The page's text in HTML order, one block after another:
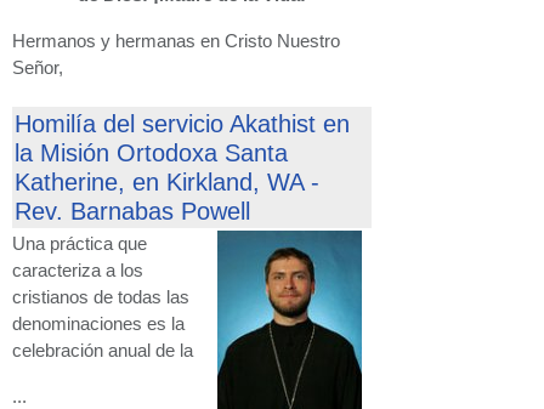
Hermanos y hermanas en Cristo Nuestro
Señor,
Homilía del servicio Akathist en
la Misión Ortodoxa Santa
Katherine, en Kirkland, WA -
Rev. Barnabas Powell
Una práctica que
caracteriza a los
cristianos de todas las
denominaciones es la
celebración anual de la
...